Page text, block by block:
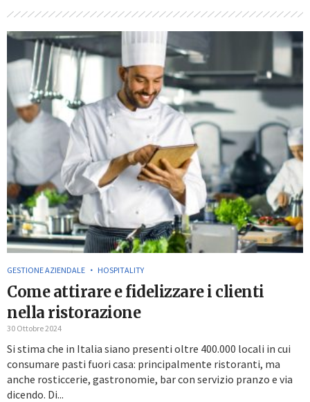
GESTIONE AZIENDALE HOSPITALITY
Come attirare e fidelizzare i clienti
nella ristorazione
30 Ottobre 2024
Si stima che in Italia siano presenti oltre 400.000 locali in cui
consumare pasti fuori casa: principalmente ristoranti, ma
anche rosticcerie, gastronomie, bar con servizio pranzo e via
dicendo. Di...